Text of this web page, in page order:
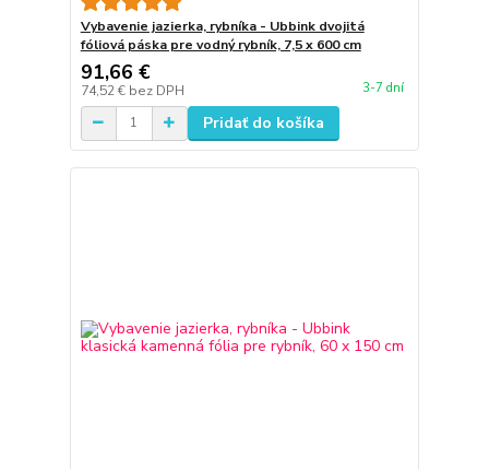
Vybavenie jazierka, rybníka - Ubbink dvojitá
fóliová páska pre vodný rybník, 7,5 x 600 cm
91,66 €
74,52 € bez DPH 3-7 dní
Pridať do košíka